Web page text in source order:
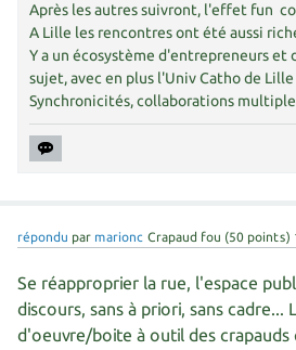
Après les autres suivront, l'effet fun
A Lille les rencontres ont été aussi
Y a un écosystème d'entrepreneurs
sujet, avec en plus l'Univ Catho de
Synchronicités, collaborations
répondu par marionc Crapaud fou (50 points)
Se réapproprier la rue, l'espace
discours, sans à priori, sans
d'oeuvre/boite à outil des crapauds